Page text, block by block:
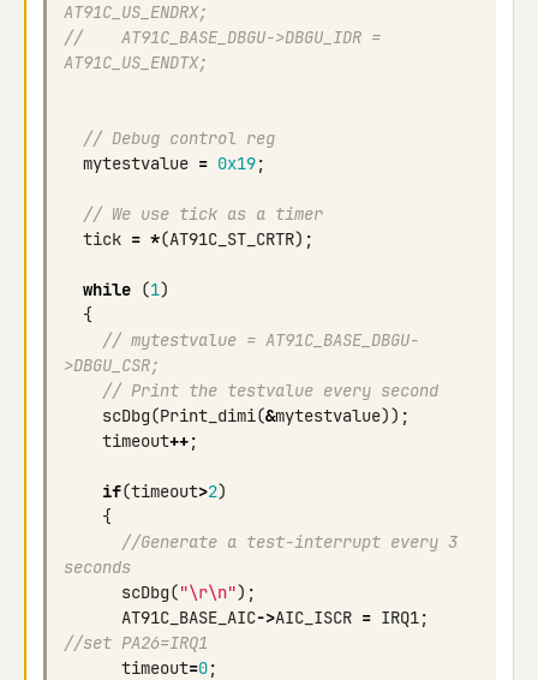
AT91C_US_ENDRX;
//    AT91C_BASE_DBGU->DBGU_IDR =
AT91C_US_ENDTX;
// Debug control reg
mytestvalue = 0x19;
// We use tick as a timer
tick = *(AT91C_ST_CRTR);
while (1)
{
// mytestvalue = AT91C_BASE_DBGU-
>DBGU_CSR;
// Print the testvalue every second
scDbg(Print_dimi(&mytestvalue));
timeout++;
if(timeout>2)
{
//Generate a test-interrupt every 3
seconds
scDbg("\r\n");
AT91C_BASE_AIC->AIC_ISCR = IRQ1;
//set PA26=IRQ1
timeout=0;